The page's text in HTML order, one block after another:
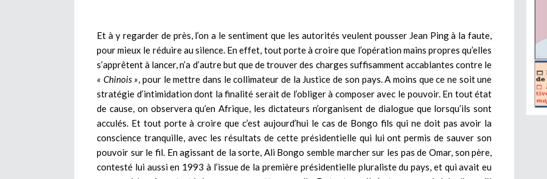
Et à y regarder de près, l’on a le sentiment que les autorités veulent pousser Jean Ping à la faute,
pour mieux le réduire au silence. En effet, tout porte à croire que l’opération mains propres qu’elles
s’apprêtent à lancer, n’a d’autre but que de trouver des charges suffisamment accablantes contre le
« Chinois » , pour le mettre dans le collimateur de la Justice de son pays. A moins que ce ne soit une
stratégie d’intimidation dont la finalité serait de l’obliger à composer avec le pouvoir. En tout état
de cause, on observera qu’en Afrique, les dictateurs n’organisent de dialogue que lorsqu’ils sont
acculés. Et tout porte à croire que c’est aujourd’hui le cas de Bongo fils qui ne doit pas avoir la
conscience tranquille, avec les résultats de cette présidentielle qui lui ont permis de sauver son
pouvoir sur le fil. En agissant de la sorte, Ali Bongo semble marcher sur les pas de Omar, son père,
contesté lui aussi en 1993 à l’issue de la première présidentielle pluraliste du pays, et qui avait eu